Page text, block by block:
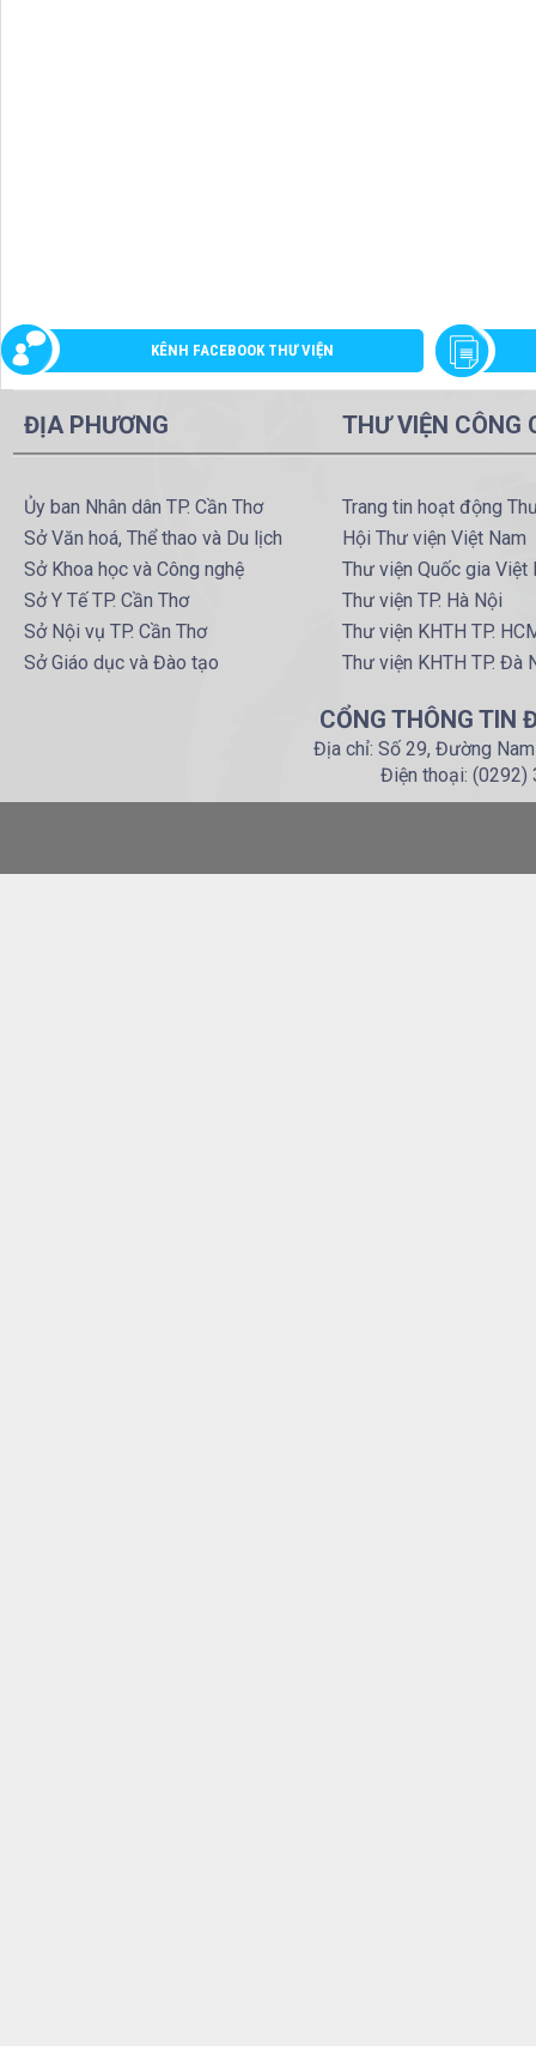
KÊNH FACEBOOK THƯ VIỆN
ĐỊA PHƯƠNG
Ủy ban Nhân dân TP. Cần Thơ
Sở Văn hoá, Thể thao và Du lịch
Sở Khoa học và Công nghệ
Sở Y Tế TP. Cần Thơ
Sở Nội vụ TP. Cần Thơ
Sở Giáo dục và Đào tạo
THƯ VIỆN CÔNG
Trang tin hoạt động
Hội Thư viện Việt Nam
Thư viện Quốc gia Việt
Thư viện TP. Hà Nội
Thư viện KHTH TP.
Thư viện KHTH TP. Đà
CỔNG THÔNG TIN
Địa chỉ: Số 29, Đường
Điện thoại: (0292)